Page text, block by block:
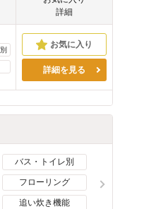
詳細
詳細を見る
バス・トイレ別
フローリング
追い炊き機能